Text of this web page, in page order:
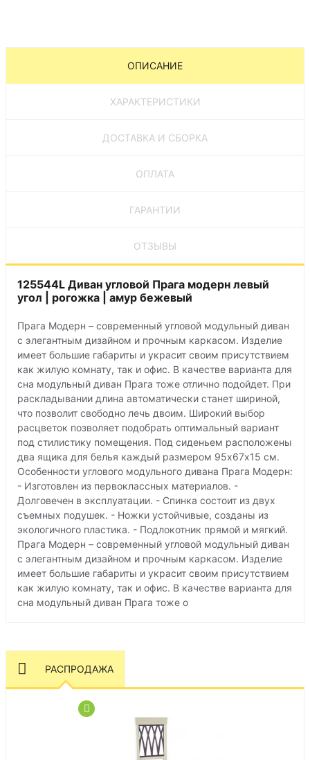
ОПИСАНИЕ
ХАРАКТЕРИСТИКИ
ДОСТАВКА И СБОРКА
ОПЛАТА
ГАРАНТИИ
ОТЗЫВЫ
125544L Диван угловой Прага модерн левый
угол | рогожка | амур бежевый
Прага Модерн – современный угловой модульный диван
с элегантным дизайном и прочным каркасом. Изделие
имеет большие габариты и украсит своим присутствием
как жилую комнату, так и офис. В качестве варианта для
сна модульный диван Прага тоже отлично подойдет. При
раскладывании длина автоматически станет шириной,
что позволит свободно лечь двоим. Широкий выбор
расцветок позволяет подобрать оптимальный вариант
под стилистику помещения. Под сиденьем расположены
два ящика для белья каждый размером 95х67х15 см.
Особенности углового модульного дивана Прага Модерн:
- Изготовлен из первоклассных материалов. -
Долговечен в эксплуатации. - Спинка состоит из двух
съемных подушек. - Ножки устойчивые, созданы из
экологичного пластика. - Подлокотник прямой и мягкий.
Прага Модерн – современный угловой модульный диван
с элегантным дизайном и прочным каркасом. Изделие
имеет большие габариты и украсит своим присутствием
как жилую комнату, так и офис. В качестве варианта для
сна модульный диван Прага тоже о
РАСПРОДАЖА